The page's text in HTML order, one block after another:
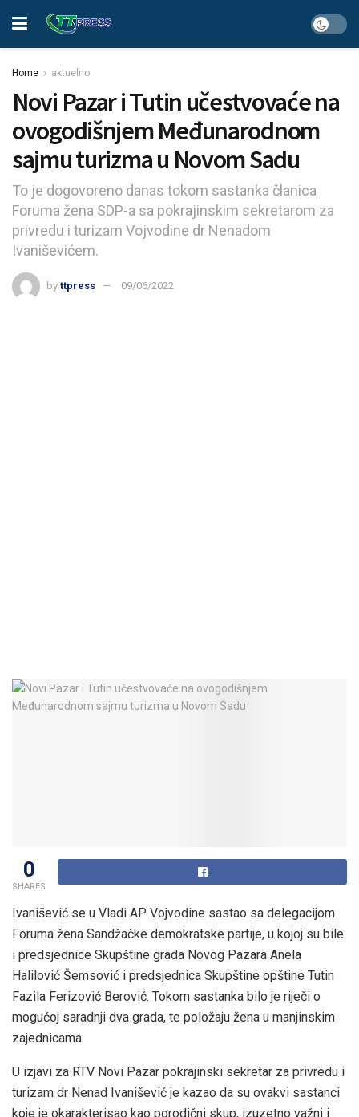
Home aktuelno
Novi Pazar i Tutin učestvovaće na
ovogodišnjem Međunarodnom
sajmu turizma u Novom Sadu
To je dogovoreno danas tokom sastanka članica
Foruma žena SDP-a sa pokrajinskim sekretarom za
privredu i turizam Vojvodine dr Nenadom
Ivaniševićem.
by ttpress 09/06/2022
0
SHARES
Ivanišević se u Vladi AP Vojvodine sastao sa delegacijom
Foruma žena Sandžačke demokratske partije, u kojoj su bile
i predsjednice Skupštine grada Novog Pazara Anela
Halilović Šemsović i predsjednica Skupštine opštine Tutin
Fazila Ferizović Berović. Tokom sastanka bilo je riječi o
mogućoj saradnji dva grada, te položaju žena u manjinskim
zajednicama.
U izjavi za RTV Novi Pazar pokrajinski sekretar za privredu i
turizam dr Nenad Ivanišević je kazao da su ovakvi sastanci
koje je okarakterisao kao porodični skup, izuzetno važni i